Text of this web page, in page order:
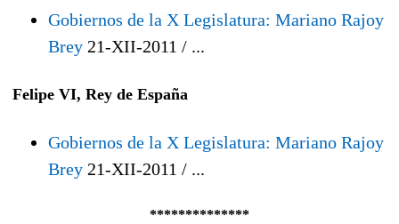
Gobiernos de la X Legislatura: Mariano Rajoy
Brey 21-XII-2011 / ...
Felipe VI, Rey de España
Gobiernos de la X Legislatura: Mariano Rajoy
Brey 21-XII-2011 / ...
**************